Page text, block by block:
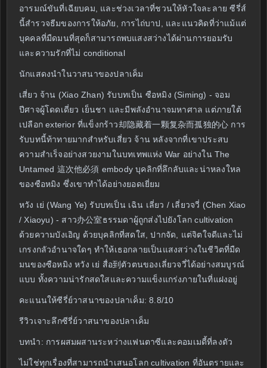
อารมณ์ขันที่เฉียบคม, และช่วงเวลาที่ชวนให้หัวใจละลาย ซีรี่ส์
นี้สำรวจธีมของการให้อภัย, การไถ่บาป, และแนวคิดที่ว่าแม้แต่
บุคคลที่มืดมนที่สุดก็สามารถพบแสงสว่างได้ผ่านการยอมรับ
และความรักที่ไม่ conditional
นักแสดงนำในวาสนาของปลาเค็ม
เสี่ยว จ้าน (Xiao Zhan) รับบทเป็น ซือหมิง (Siming) - จอม
ปีศาจผู้โดดเดี่ยว เย็นชา และมีพลังอำนาจมหาศาล แต่ภายใต้
เปลือก exterior ที่แข็งกร้าว却隐藏着一颗复杂而孤独的心 การ
รับบทนี้ท้าทายมากสำหรับเสี่ยว จ้าน หลังจากที่เขาประสบ
ความสำเร็จอย่างสวยงามในบทเทพแห่ง War อย่างใน The
Untamed 這次他必須 embody บุคลิกที่ลึกลับและน่าหลงใหล
ของซือหมิง ซึ่งเขาทำได้อย่างยอดเยี่ยม
หวัง เย่ (Wang Ye) รับบทเป็น เฉิน เลี่ยว / เลี่ยวจวี่ (Chen Xiao
/ Xiaoyu) - สาว办公室ธรรมดาผู้ถูกส่งไปยังโลก cultivation
ด้วยความบังเอิญ ด้วยบุคลิกที่สดใส, ปากจัด, แต่จิตใจดีและไม่
เกรงกลัวอำนาจใดๆ ทำให้เธอกลายเป็นแสงสว่างในชีวิตที่มืด
มนของซือหมิง หวัง เย่ สื่อ到ตัวตนของเลี่ยวจวี่ได้อย่างสมบูรณ์
แบบ ทั้งความน่ารักสดใสและความแข็งแกร่งภายในที่แฝงอยู่
คะแนนให้ซีรี่ย์วาสนาของปลาเค็ม: 8.8/10
รีวิวเจาะลึกซีรี่ย์วาสนาของปลาเค็ม
บทนำ: การผสมผสานระหว่างแฟนตาซีและคอมเมดี้ที่ลงตัว
ไม่ใช่ทุกเรื่องที่สามารถนำเสนอโลก cultivation ที่อันตรายและ